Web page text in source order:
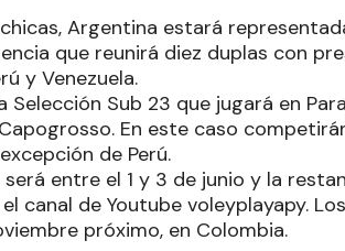
Argentina estará
que reunirá diez duplas con
y Venezuela.
Selección Sub 23 que jugará en
En este caso
de Perú.
entre el 1 y 3 de junio y la
canal de Youtube voleyplayapy.
próximo, en Colombia.